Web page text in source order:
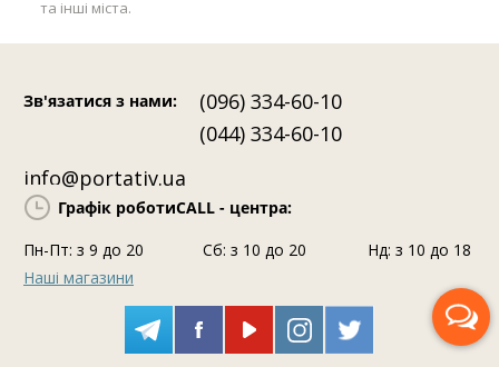
та інші міста.
Зв'язатися з нами:
(096) 334-60-10
(044) 334-60-10
info@portativ.ua
Графік роботиCALL - центра:
Пн-Пт: з 9 до 20
Сб: з 10 до 20
Нд: з 10 до 18
Наші магазини
Передзвоніть мені